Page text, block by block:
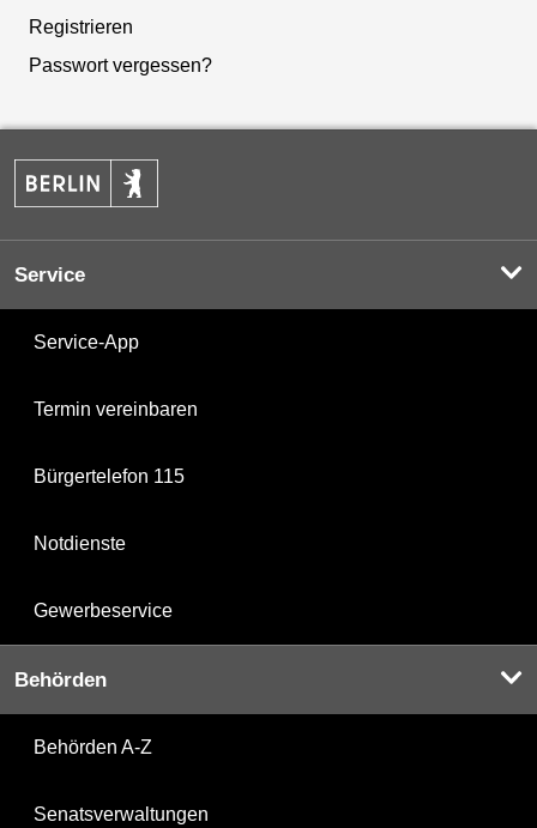
Registrieren
Passwort vergessen?
Service
Service-App
Termin vereinbaren
Bürgertelefon 115
Notdienste
Gewerbeservice
Behörden
Behörden A-Z
Senatsverwaltungen